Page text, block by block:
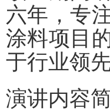
六年，专
涂料项目
于行业领
演讲内容